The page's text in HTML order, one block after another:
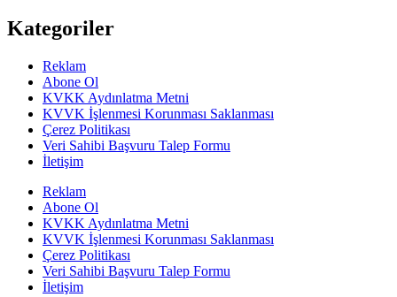
Kategoriler
Reklam
Abone Ol
KVKK Aydınlatma Metni
KVVK İşlenmesi Korunması Saklanması
Çerez Politikası
Veri Sahibi Başvuru Talep Formu
İletişim
Reklam
Abone Ol
KVKK Aydınlatma Metni
KVVK İşlenmesi Korunması Saklanması
Çerez Politikası
Veri Sahibi Başvuru Talep Formu
İletişim